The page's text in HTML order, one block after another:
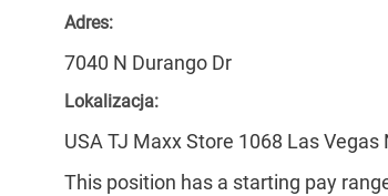
Adres:
7040 N Durango Dr
Lokalizacja:
USA TJ Maxx Store 1068 Las Vegas
This position has a starting pay